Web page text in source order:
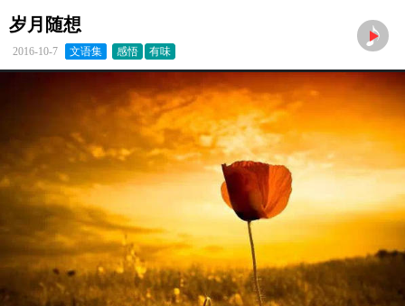
岁月随想
2016-10-7 文语集 感悟 有味